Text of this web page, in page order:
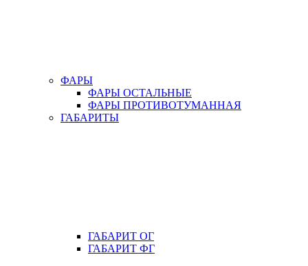
ФАРЫ
ФАРЫ ОСТАЛЬНЫЕ
ФАРЫ ПРОТИВОТУМАННАЯ
ГАБАРИТЫ
ГАБАРИТ ОГ
ГАБАРИТ ФГ